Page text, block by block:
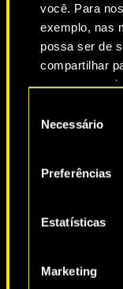
você. Para
exemplo, nas
possa ser de
compartilhar
nossos
entanto.
Você
de cookies e
Necessário
Preferências
Estatísticas
Marketing
NEVER